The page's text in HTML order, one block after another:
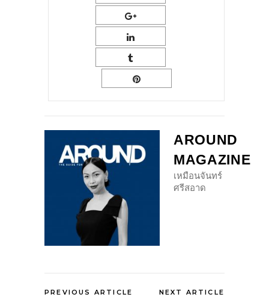
AROUND
MAGAZINE
เหมือนจันทร์
ศรีสอาด
PREVIOUS ARTICLE NEXT ARTICLE